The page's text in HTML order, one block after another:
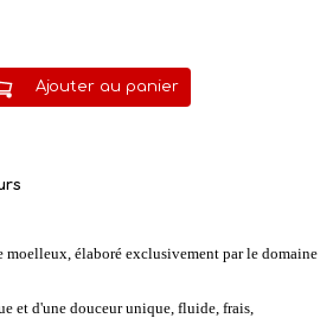
Ajouter au panier
moelleux, élaboré exclusivement par le domaine
et d'une douceur unique, fluide, frais,